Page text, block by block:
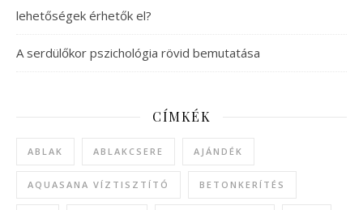
lehetőségek érhetők el?
A serdülőkor pszichológia rövid bemutatása
CÍMKÉK
ABLAK ABLAKCSERE AJÁNDÉK
AQUASANA VÍZTISZTÍTÓ BETONKERÍTÉS